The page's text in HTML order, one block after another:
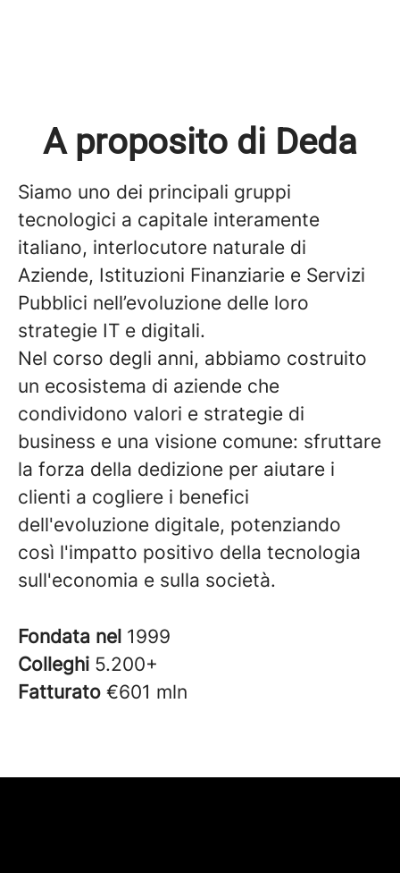
A proposito di Deda
Siamo uno dei principali gruppi
tecnologici a capitale interamente
italiano, interlocutore naturale di
Aziende, Istituzioni Finanziarie e Servizi
Pubblici nell’evoluzione delle loro
strategie IT e digitali.
Nel corso degli anni, abbiamo costruito
un ecosistema di aziende che
condividono valori e strategie di
business e una visione comune: sfruttare
la forza della dedizione per aiutare i
clienti a cogliere i benefici
dell'evoluzione digitale, potenziando
così l'impatto positivo della tecnologia
sull'economia e sulla società.
Fondata nel 1999
Colleghi 5.200+
Fatturato €601 mln